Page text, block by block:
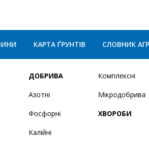
КАРТА ҐРУНТІВ СЛОВНИК
ДОБРИВА
Азотні
Фосфорні
Калійні
Комплексні
Мікродобрива
ХВОРОБИ